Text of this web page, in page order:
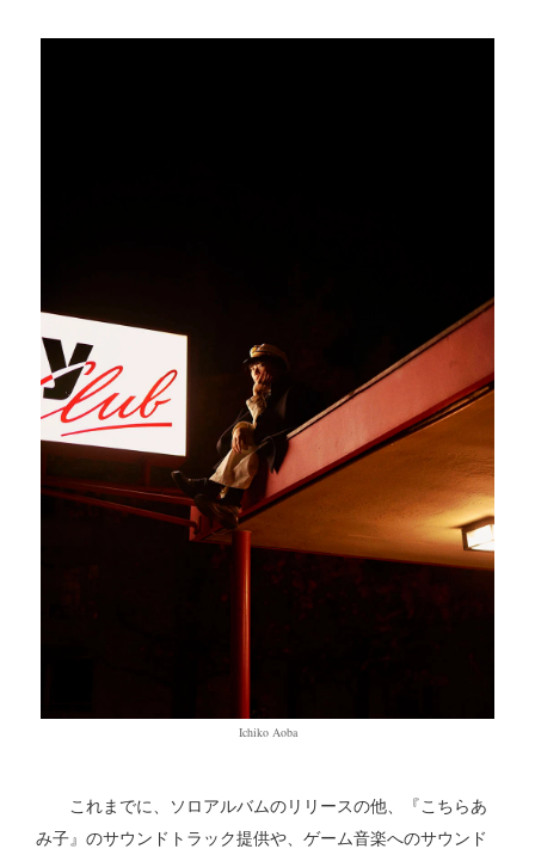
Ichiko Aoba
これまでに、ソロアルバムのリリースの他、『こちらあ
み子』のサウンドトラック提供や、ゲーム音楽へのサウンド